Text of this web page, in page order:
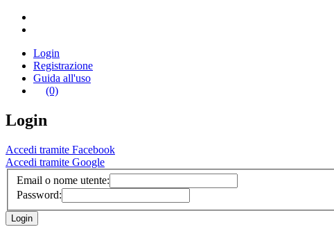
Login
Registrazione
Guida all'uso
(0)
Login
Accedi tramite Facebook
Accedi tramite Google
Email o nome utente:
Password: